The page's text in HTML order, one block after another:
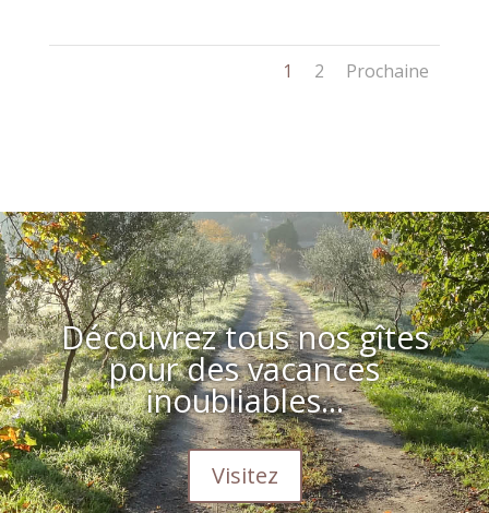
1 2 Prochaine
Découvrez tous nos gîtes
pour des vacances
inoubliables...
Visitez